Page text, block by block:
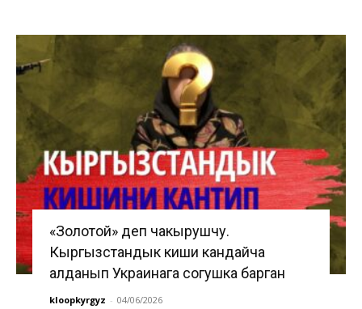
«Золотой» деп чакырушчу.
Кыргызстандык киши кандайча
алданып Украинага согушка барган
kloopkyrgyz - 04/06/2026